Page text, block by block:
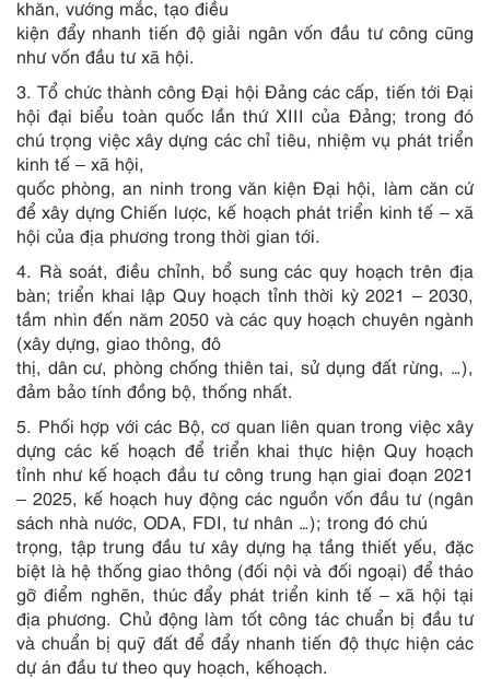
khăn, vướng mắc, tạo điều
kiện đẩy nhanh tiến độ giải ngân vốn đầu tư công cũng
như vốn đầu tư xã hội.
3. Tổ chức thành công Đại hội Đảng các cấp, tiến tới Đại
hội đại biểu toàn quốc lần thứ XIII của Đảng; trong đó
chú trọng việc xây dựng các chỉ tiêu, nhiệm vụ phát triển
kinh tế – xã hội,
quốc phòng, an ninh trong văn kiện Đại hội, làm căn cứ
để xây dựng Chiến lược, kế hoạch phát triển kinh tế – xã
hội của địa phương trong thời gian tới.
4. Rà soát, điều chỉnh, bổ sung các quy hoạch trên địa
bàn; triển khai lập Quy hoạch tỉnh thời kỳ 2021 – 2030,
tầm nhìn đến năm 2050 và các quy hoạch chuyên ngành
(xây dựng, giao thông, đô
thị, dân cư, phòng chống thiên tai, sử dụng đất rừng, …),
đảm bảo tính đồng bộ, thống nhất.
5. Phối hợp với các Bộ, cơ quan liên quan trong việc xây
dựng các kế hoạch để triển khai thực hiện Quy hoạch
tỉnh như kế hoạch đầu tư công trung hạn giai đoạn 2021
– 2025, kế hoạch huy động các nguồn vốn đầu tư (ngân
sách nhà nước, ODA, FDI, tư nhân …); trong đó chú
trọng, tập trung đầu tư xây dựng hạ tầng thiết yếu, đặc
biệt là hệ thống giao thông (đối nội và đối ngoại) để tháo
gỡ điểm nghẽn, thúc đẩy phát triển kinh tế – xã hội tại
địa phương. Chủ động làm tốt công tác chuẩn bị đầu tư
và chuẩn bị quỹ đất để đẩy nhanh tiến độ thực hiện các
dự án đầu tư theo quy hoạch, kếhoạch.